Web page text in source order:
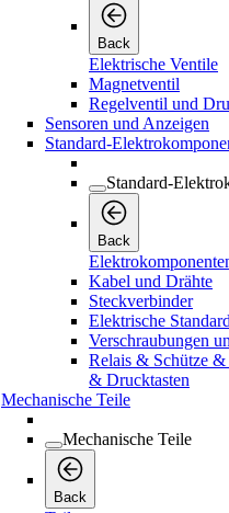
Back
Elektrische Ventile
Magnetventil
Regelventil und
Sensoren und Anzeigen
Standard-
Standard-
Back
Kabel und Drähte
Steckverbinder
Elektrische
Verschraubungen
Relais & Schütze
& Drucktasten
Mechanische Teile
Mechanische Teile
Back